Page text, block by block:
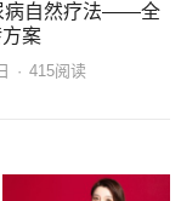
病自然疗法——全
案
· 415阅读